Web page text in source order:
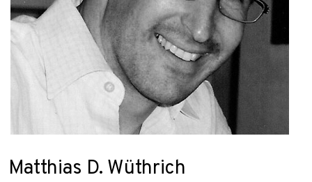
Matthias D. Wüthrich